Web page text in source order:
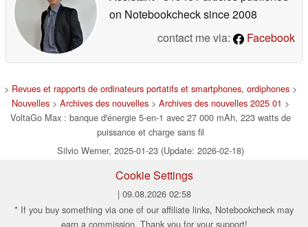
on Notebookchecksince 2008
contact me via:
Facebook
> Revues et rapports de ordinateurs portatifs et smartphones, ordiphones >
Nouvelles > Archives des nouvelles > Archives des nouvelles 2025 01 >
VoltaGo Max : banque d'énergie 5-en-1 avec 27 000 mAh, 223 watts de
puissance et charge sans fil
Silvio Werner, 2025-01-23 (Update: 2026-02-18)
Cookie Settings
| 09.08.2026 02:58
* If you buy something via one of our affiliate links, Notebookcheck may
earn a commission. Thank you for your support!